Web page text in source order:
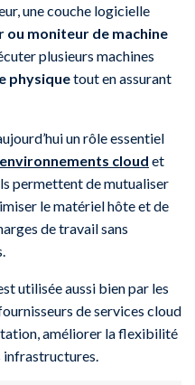
une couche logicielle
ou moniteur de machine
plusieurs machines
physiquetout en assurant
un rôle essentiel
environnements cloud et
Ils permettent de mutualiser
le matériel hôte et de
de travail sans
utilisée aussi bien par les
de services cloud
améliorer la flexibilité